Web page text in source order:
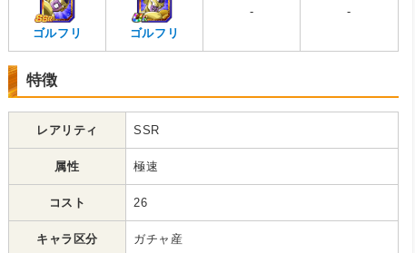
ゴルフリ ゴルフリ
- -
特徴
レアリティ SSR
属性 極速
コスト 26
キャラ区分 ガチャ産